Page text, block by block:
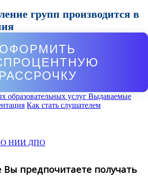
групп производится в
ОФОРМИТЬ
РАССРОЧКУ
образовательных услуг Выдаваемые
Как стать слушателем
предпочитаете получать